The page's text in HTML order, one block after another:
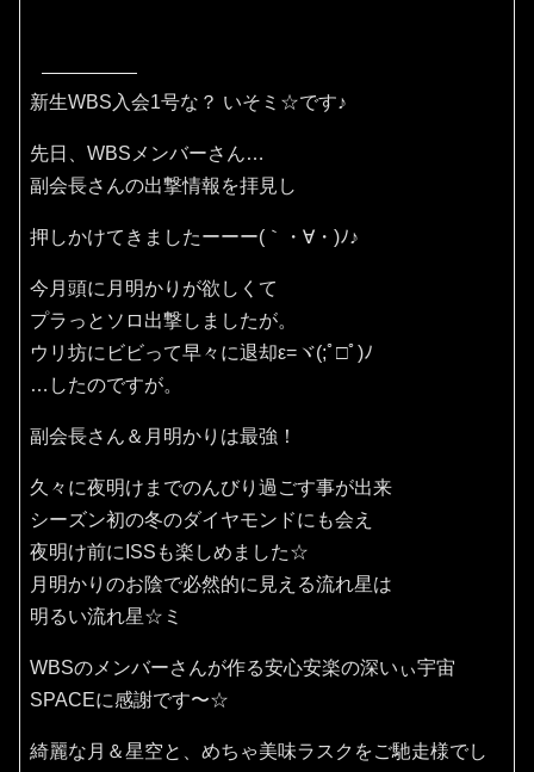
新生WBS入会1号な？ いそミ☆です♪
先日、WBSメンバーさん…
副会長さんの出撃情報を拝見し
押しかけてきましたーーー(｀・∀・)ﾉ♪
今月頭に月明かりが欲しくて
プラっとソロ出撃しましたが。
ウリ坊にビビって早々に退却ε=ヾ(;ﾟ□ﾟ)ﾉ
…したのですが。
副会長さん＆月明かりは最強！
久々に夜明けまでのんびり過ごす事が出来
シーズン初の冬のダイヤモンドにも会え
夜明け前にISSも楽しめました☆
月明かりのお陰で必然的に見える流れ星は
明るい流れ星☆ミ
WBSのメンバーさんが作る安心安楽の深いぃ宇宙
SPACEに感謝です〜☆
綺麗な月＆星空と、めちゃ美味ラスクをご馳走様でし